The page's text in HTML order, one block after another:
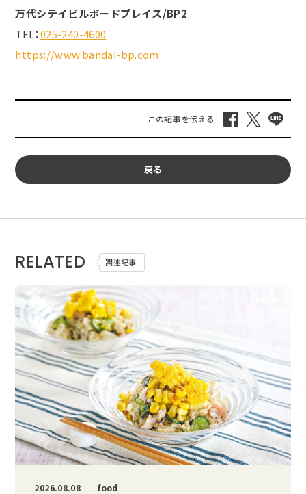
万代シテイビルボードプレイス/BP2
TEL：025-240-4600
https://www.bandai-bp.com
戻る
RELATED 関連記事
2026.08.08 food